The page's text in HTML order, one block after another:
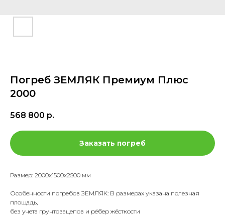
Погреб ЗЕМЛЯК Премиум Плюс
2000
568 800 р.
Заказать погреб
Размер: 2000х1500х2500 мм
Особенности погребов ЗЕМЛЯК: В размерах указана полезная
площадь,
без учета грунтозацепов и рёбер жёсткости